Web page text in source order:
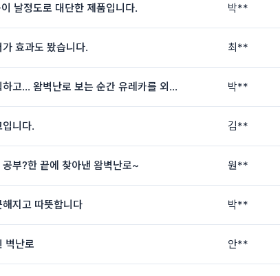
날정도로 대단한 제품입니다. 박**
효과도 봤습니다. 최**
건축가인 남편은 반드시 집에 벽난로를 설치하겠다고 계획하고... 왐벽난로 보는 순간 유레카를 외쳤습니다 박**
니다. 김**
부?한 끝에 찾아낸 왐벽난로~ 원**
지고 따뜻합니다 박**
벽난로 안**